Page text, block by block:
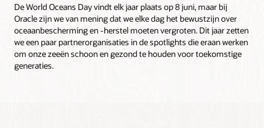
De World Oceans Day vindt elk jaar plaats op 8 juni, maar bij
Oracle zijn we van mening dat we elke dag het bewustzijn over
oceaanbescherming en -herstel moeten vergroten. Dit jaar zetten
we een paar partnerorganisaties in de spotlights die eraan werken
om onze zeeën schoon en gezond te houden voor toekomstige
generaties.